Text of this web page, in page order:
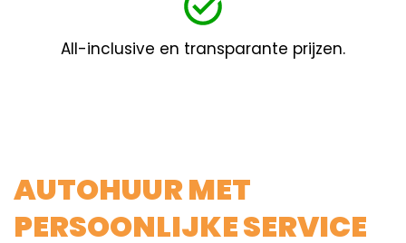
All-inclusive en transparante prijzen.
AUTOHUUR MET
PERSOONLIJKE SERVICE